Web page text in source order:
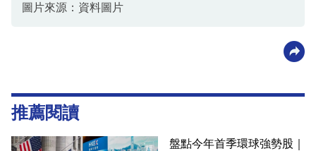
圖片來源：資料圖片
推薦閱讀
盤點今年首季環球強勢股｜